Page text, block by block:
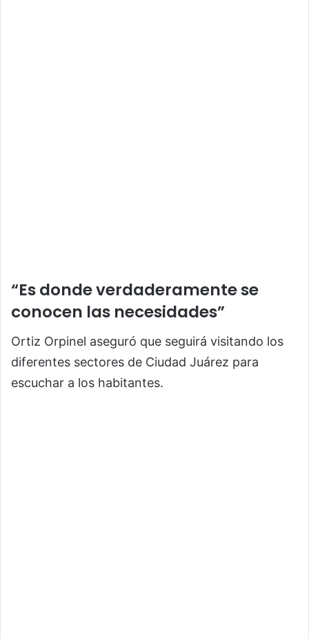
“Es donde verdaderamente se
conocen las necesidades”
Ortiz Orpinel aseguró que seguirá visitando los
diferentes sectores de Ciudad Juárez para
escuchar a los habitantes.